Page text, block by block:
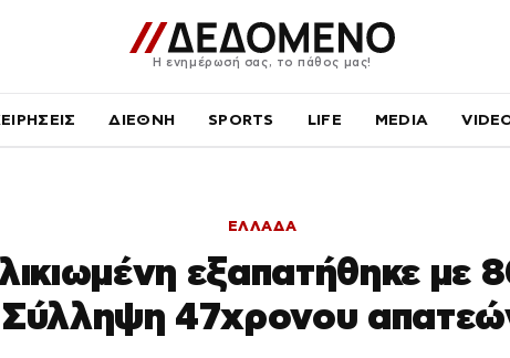
Η ενημέρωσή σας, το πάθος μας!
ΔΙΕΘΝΗ SPORTS LIFE MEDIA
ΕΛΛΑΔΑ
εξαπατήθηκε με
Σύλληψη 47χρονου